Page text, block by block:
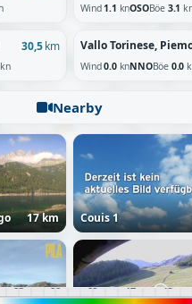
SO 08:00 UTC
Sonntag, 09.08.26
020304050607080910111213141516
Wind1.1 knOSOBöe 3.1
30,5 km Vallo Torinese,
Wind0.0knNNOBöe 0.0
Nearby
17 km Couis 1